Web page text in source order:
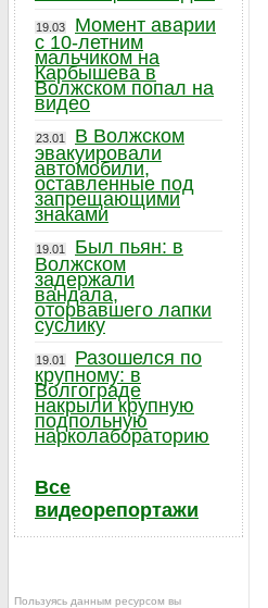
19.03
Момент аварии
с 10-летним
мальчиком на
Карбышева в
Волжском попал на
видео
23.01
В Волжском
эвакуировали
автомобили,
оставленные под
запрещающими
знаками
19.01
Был пьян: в
Волжском
задержали
вандала,
оторвавшего лапки
суслику
19.01
Разошелся по
крупному: в
Волгограде
накрыли крупную
подпольную
нарколабораторию
Все
видеорепортажи
Пользуясь данным ресурсом вы